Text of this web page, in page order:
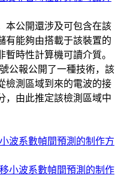
本公開還涉及可包含在該
有能夠由搭載于該裝置的
時性計算機可讀介質。
公報公開了一種技術，該
檢測區域到來的電波的接
，由此推定該檢測區域中
波系數幀間預測的制作方